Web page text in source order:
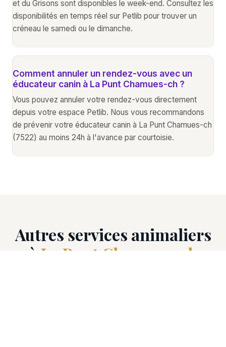
et du Grisons sont disponibles le week-end. Consultez les
disponibilités en temps réel sur Petlib pour trouver un
créneau le samedi ou le dimanche.
Comment annuler un rendez-vous avec un
éducateur canin à La Punt Chamues-ch ?
Vous pouvez annuler votre rendez-vous directement
depuis votre espace Petlib. Nous vous recommandons
de prévenir votre éducateur canin à La Punt Chamues-ch
(7522) au moins 24h à l'avance par courtoisie.
Autres services animaliers
à La Punt Chamues-ch